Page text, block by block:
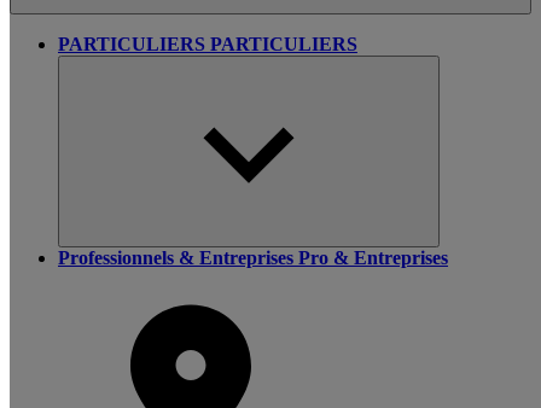
PARTICULIERS PARTICULIERS
Professionnels & Entreprises Pro & Entreprises